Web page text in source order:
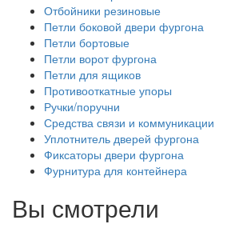
Отбойники резиновые
Петли боковой двери фургона
Петли бортовые
Петли ворот фургона
Петли для ящиков
Противооткатные упоры
Ручки/поручни
Средства связи и коммуникации
Уплотнитель дверей фургона
Фиксаторы двери фургона
Фурнитура для контейнера
Вы смотрели